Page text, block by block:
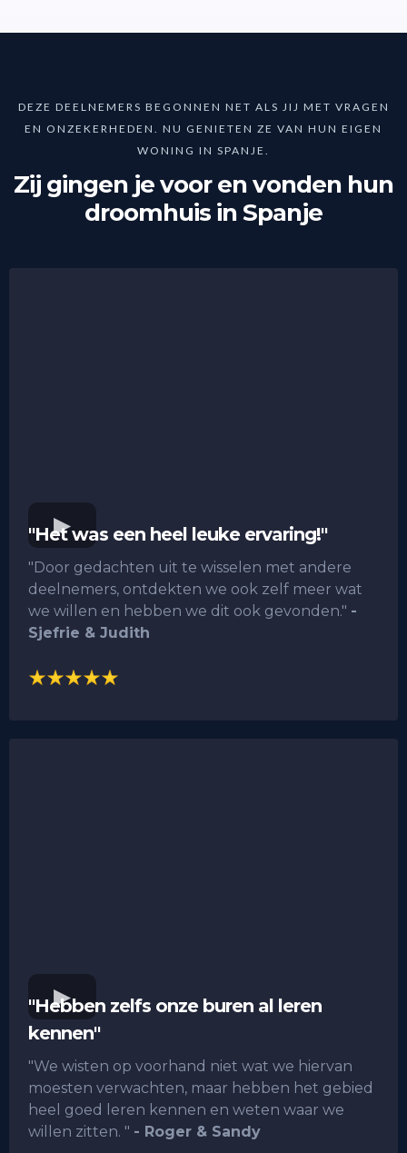
DEZE DEELNEMERS BEGONNEN NET ALS JIJ MET VRAGEN
EN ONZEKERHEDEN. NU GENIETEN ZE VAN HUN EIGEN
WONING IN SPANJE.
Zij gingen je voor en vonden hun
droomhuis in Spanje
"Het was een heel leuke ervaring!"
"Door gedachten uit te wisselen met andere
deelnemers, ontdekten we ook zelf meer wat
we willen en hebben we dit ook gevonden." -
Sjefrie & Judith
"Hebben zelfs onze buren al leren
kennen"
"We wisten op voorhand niet wat we hiervan
moesten verwachten, maar hebben het gebied
heel goed leren kennen en weten waar we
willen zitten. " - Roger & Sandy